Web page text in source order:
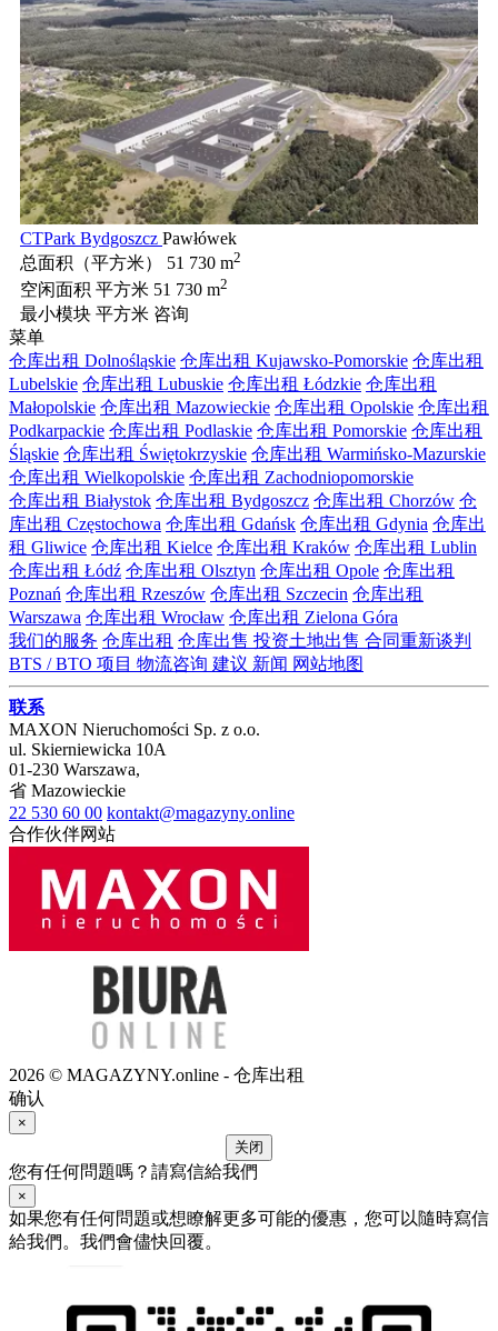
CTPark Bydgoszcz Pawłówek
总面积（平方米）
51 730 m2
空闲面积 平方米 51 730 m2
最小模块 平方米 咨询
菜单
仓库出租 Dolnośląskie 仓库出租 Kujawsko-Pomorskie 仓库出租
Lubelskie 仓库出租 Lubuskie 仓库出租 Łódzkie 仓库出租
Małopolskie 仓库出租 Mazowieckie 仓库出租 Opolskie 仓库出租
Podkarpackie 仓库出租 Podlaskie 仓库出租 Pomorskie 仓库出租
Śląskie 仓库出租 Świętokrzyskie 仓库出租 Warmińsko-Mazurskie
仓库出租 Wielkopolskie 仓库出租 Zachodniopomorskie
仓库出租 Białystok 仓库出租 Bydgoszcz 仓库出租 Chorzów 仓
库出租 Częstochowa 仓库出租 Gdańsk 仓库出租 Gdynia 仓库出
租 Gliwice 仓库出租 Kielce 仓库出租 Kraków 仓库出租 Lublin
仓库出租 Łódź 仓库出租 Olsztyn 仓库出租 Opole 仓库出租
Poznań 仓库出租 Rzeszów 仓库出租 Szczecin 仓库出租
Warszawa 仓库出租 Wrocław 仓库出租 Zielona Góra
我们的服务 仓库出租 仓库出售 投资土地出售 合同重新谈判
BTS / BTO 项目 物流咨询 建议 新闻 网站地图
联系
MAXON Nieruchomości Sp. z o.o.
ul. Skierniewicka 10A
01-230 Warszawa,
省 Mazowieckie
22 530 60 00 kontakt@magazyny.online
合作伙伴网站
2026 © MAGAZYNY.online - 仓库出租
确认
×
关闭
您有任何問題嗎？請寫信給我們
×
如果您有任何問題或想瞭解更多可能的優惠，您可以隨時寫信
給我們。我們會儘快回覆。